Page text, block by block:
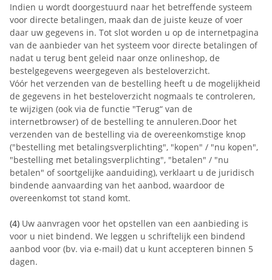
Indien u wordt doorgestuurd naar het betreffende systeem
voor directe betalingen, maak dan de juiste keuze of voer
daar uw gegevens in. Tot slot worden u op de internetpagina
van de aanbieder van het systeem voor directe betalingen of
nadat u terug bent geleid naar onze onlineshop, de
bestelgegevens weergegeven als besteloverzicht.
Vóór het verzenden van de bestelling heeft u de mogelijkheid
de gegevens in het besteloverzicht nogmaals te controleren,
te wijzigen (ook via de functie "Terug“ van de
internetbrowser) of de bestelling te annuleren.Door het
verzenden van de bestelling via de overeenkomstige knop
("bestelling met betalingsverplichting", "kopen" / "nu kopen",
"bestelling met betalingsverplichting", "betalen" / "nu
betalen" of soortgelijke aanduiding), verklaart u de juridisch
bindende aanvaarding van het aanbod, waardoor de
overeenkomst tot stand komt.
(4) Uw aanvragen voor het opstellen van een aanbieding is
voor u niet bindend. We leggen u schriftelijk een bindend
aanbod voor (bv. via e-mail) dat u kunt accepteren binnen 5
dagen.